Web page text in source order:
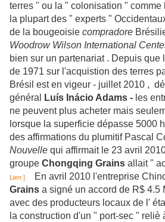
terres " ou la " colonisation " comme
la plupart des " experts "
de la bougeoisie compradore
Woodrow Wilson International
bien sur un partenariat . Depuis que
de 1971 sur l'acquistion des terres
Brésil est en vigeur - juillet 2010 ,
général
Luís Inácio Adams - les
ne peuvent plus acheter mais
lorsque la superficie dépasse 5000
des affirmations du plumitif Pascal
Nouvelle qui affirmait le 23 avril
groupe Chongqing Grains allait "
Lien ]
En avril 2010 l'entreprise
Grains a signé un accord de R$ 4.5
avec des producteurs locaux de l'
la construction d'un " port-sec " reliè